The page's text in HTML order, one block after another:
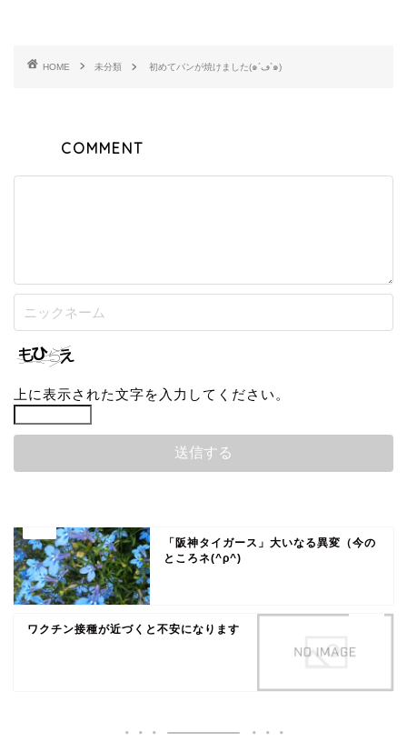
HOME 未分類 初めてパンが焼けました(๑´ڡ`๑)
COMMENT
上に表示された文字を入力してください。
「阪神タイガース」大いなる異変（今の
ところネ(^ρ^)
ワクチン接種が近づくと不安になります